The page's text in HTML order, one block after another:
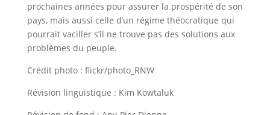
prochaines années pour assurer la prospérité de son
pays, mais aussi celle d’un régime théocratique qui
pourrait vaciller s’il ne trouve pas des solutions aux
problèmes du peuple.
Crédit photo : flickr/photo_RNW
Révision linguistique : Kim Kowtaluk